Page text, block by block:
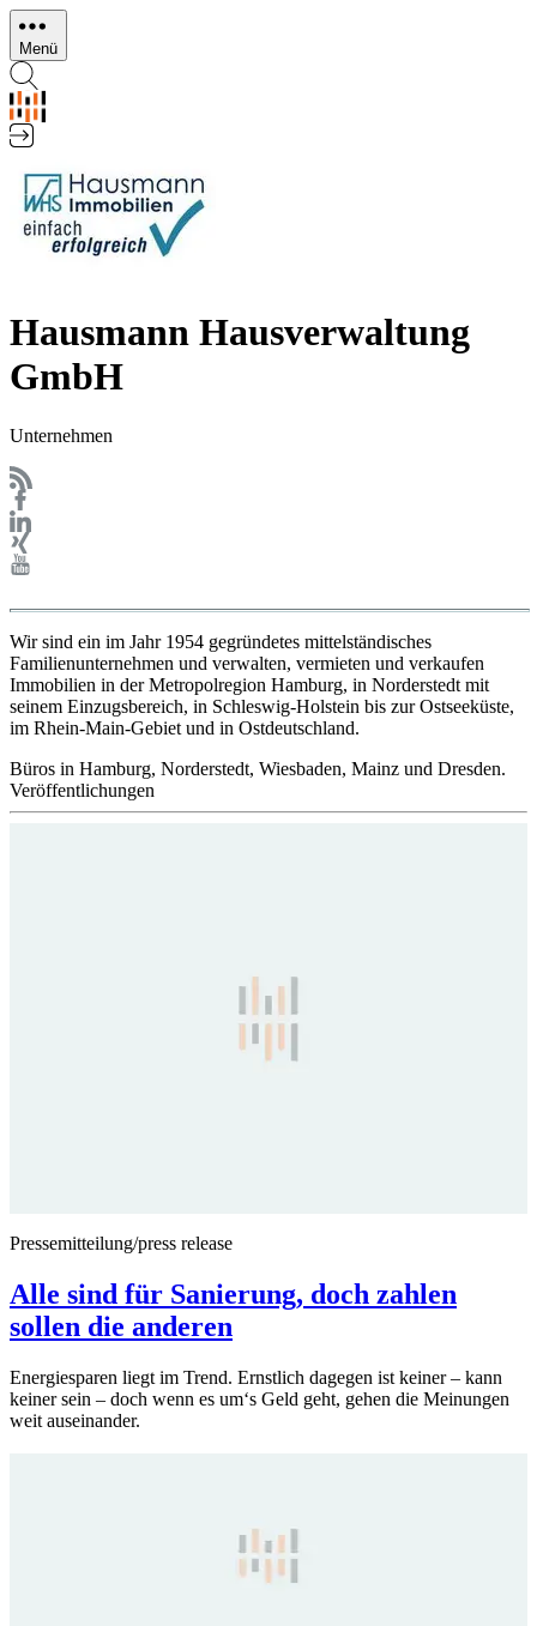
Direkt
zum
Inhalt
Menü
Hausmann Hausverwaltung
GmbH
Unternehmen
Wir sind ein im Jahr 1954 gegründetes mittelständisches
Familienunternehmen und verwalten, vermieten und verkaufen
Immobilien in der Metropolregion Hamburg, in Norderstedt mit
seinem Einzugsbereich, in Schleswig-Holstein bis zur Ostseeküste,
im Rhein-Main-Gebiet und in Ostdeutschland.
Büros in Hamburg, Norderstedt, Wiesbaden, Mainz und Dresden.
Veröffentlichungen
Pressemitteilung/press release
Alle sind für Sanierung, doch zahlen
sollen die anderen
Energiesparen liegt im Trend. Ernstlich dagegen ist keiner – kann
keiner sein – doch wenn es um‘s Geld geht, gehen die Meinungen
weit auseinander.